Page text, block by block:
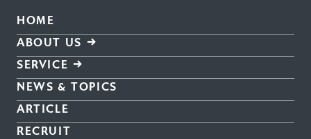
HOME
ABOUT US
SERVICE
NEWS & TOPICS
ARTICLE
RECRUIT